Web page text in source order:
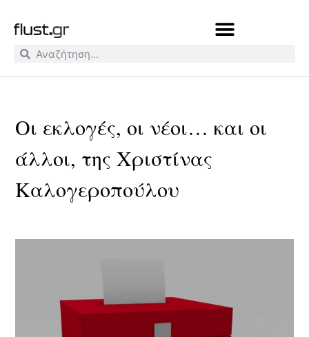
Οι εκλογές, οι νέοι… και οι
άλλοι, της Χριστίνας
Καλογεροπούλου